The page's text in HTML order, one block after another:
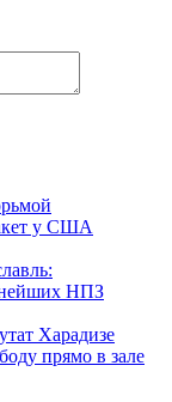
у США
НПЗ
Харадизе
прямо в зале